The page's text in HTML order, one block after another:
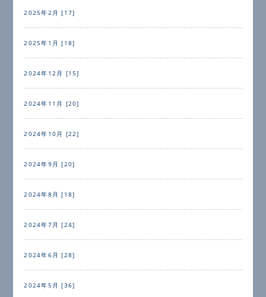
2025年2月 [17]
2025年1月 [18]
2024年12月 [15]
2024年11月 [20]
2024年10月 [22]
2024年9月 [20]
2024年8月 [18]
2024年7月 [24]
2024年6月 [28]
2024年5月 [36]